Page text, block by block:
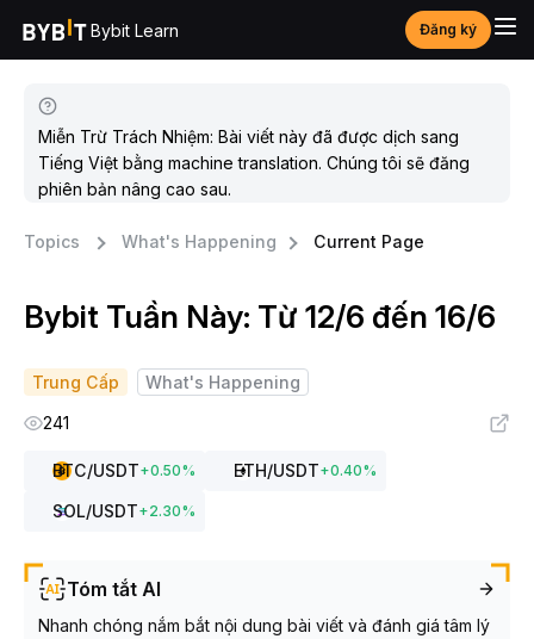
Bybit Learn Đăng ký
Miễn Trừ Trách Nhiệm: Bài viết này đã được dịch sang
Tiếng Việt bằng machine translation. Chúng tôi sẽ đăng
phiên bản nâng cao sau.
Topics What's Happening Current Page
Bybit Tuần Này: Từ 12/6 đến 16/6
Trung Cấp
What's Happening
241
BTC/USDT+0.50% ETH/USDT+0.40%
SOL/USDT+2.30%
Tóm tắt AI
Nhanh chóng nắm bắt nội dung bài viết và đánh giá tâm lý